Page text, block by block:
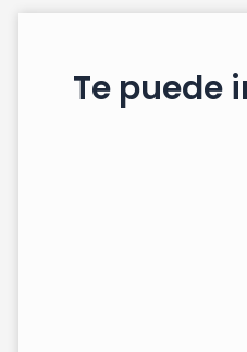
Te puede